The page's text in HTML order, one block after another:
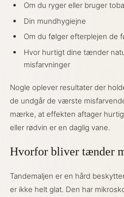
Om du ryger eller bruger
Din mundhygiejne
Om du følger efterplejen de
Hvor hurtigt dine tænder
misfarvninger
Nogle oplever resultater der
de undgår de værste
mærke, at effekten aftager
eller rødvin er en daglig vane.
Hvorfor bliver tænder
Tandemaljen er en hård
er ikke helt glat. Den har